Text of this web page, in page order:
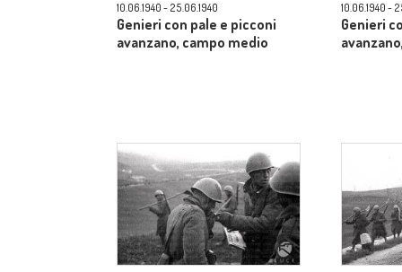
10.06.1940 - 25.06.1940
Genieri con pale e picconi
avanzano, campo medio
10.06.1940 -
Genieri